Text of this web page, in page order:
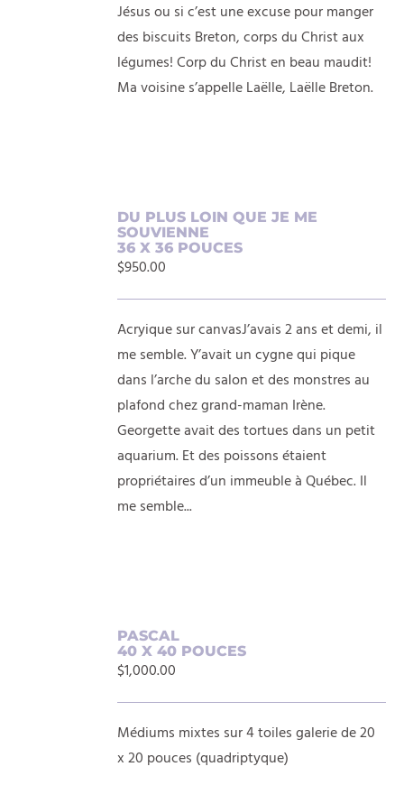
Jésus ou si c’est une excuse pour manger
des biscuits Breton, corps du Christ aux
légumes! Corp du Christ en beau maudit!
Ma voisine s’appelle Laëlle, Laëlle Breton.
DU PLUS LOIN QUE JE ME
SOUVIENNE
36 X 36 POUCES
$950.00
Acryique sur canvasJ’avais 2 ans et demi, il
me semble. Y’avait un cygne qui pique
dans l’arche du salon et des monstres au
plafond chez grand-maman Irène.
Georgette avait des tortues dans un petit
aquarium. Et des poissons étaient
propriétaires d’un immeuble à Québec. Il
me semble...
PASCAL
40 X 40 POUCES
$1,000.00
Médiums mixtes sur 4 toiles galerie de 20
x 20 pouces (quadriptyque)